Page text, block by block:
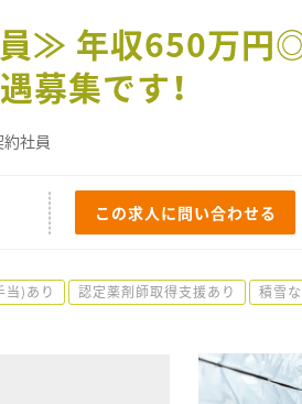
員≫ 年収650万円
募集です！
約社員
この求人に問い合わせる
当)あり 認定薬剤師取得支援あり 積雪